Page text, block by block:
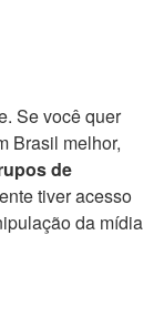
Se você quer
Brasil melhor,
de
tiver acesso
da mídia